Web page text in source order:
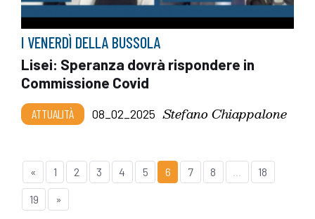
I VENERDÌ DELLA BUSSOLA
Lisei: Speranza dovrà rispondere in
Commissione Covid
ATTUALITÀ 08_02_2025 Stefano Chiappalone
« 1 2 3 4 5 6 7 8 ... 18
19 »